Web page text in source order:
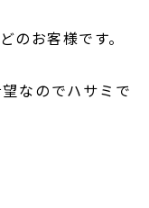
のお客様です。
なのでハサミで